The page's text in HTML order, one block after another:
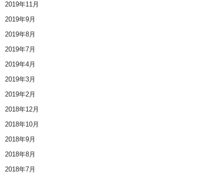
2019年11月
2019年9月
2019年8月
2019年7月
2019年4月
2019年3月
2019年2月
2018年12月
2018年10月
2018年9月
2018年8月
2018年7月